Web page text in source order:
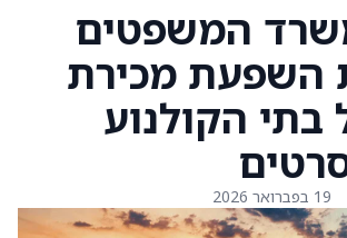
המשפטים
השפעת מכירת
בתי הקולנוע
19 בפברואר 2026